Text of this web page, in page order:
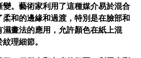
。藝術家利用了這種媒介易於混合
和的邊緣和過渡，特別是在臉部和
畫法的應用，允許顏色在紙上混
理細節。